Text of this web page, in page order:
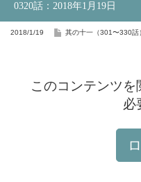
0320話：2018年1月19日
2018/1/19 其の十一（301〜330話
このコンテンツ
必